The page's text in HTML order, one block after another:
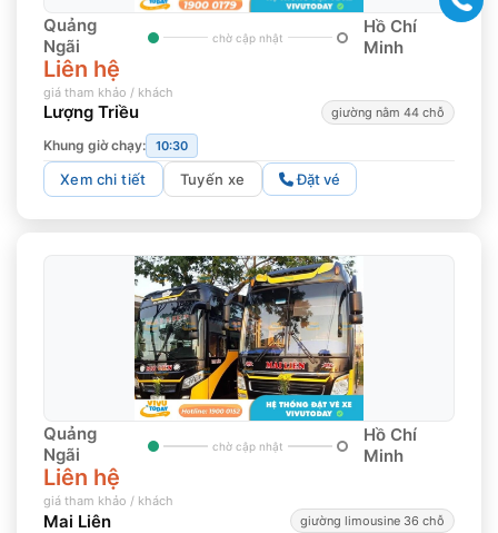
Quảng
Ngãi
chờ cập nhật
Hồ Chí
Minh
Liên hệ
giá tham khảo / khách
Lượng Triều giường nằm 44 chỗ
Khung giờ chạy: 10:30
Xem chi tiết Tuyến xe Đặt vé
Quảng
Ngãi
chờ cập nhật
Hồ Chí
Minh
Liên hệ
giá tham khảo / khách
Mai Liên giường limousine 36 chỗ